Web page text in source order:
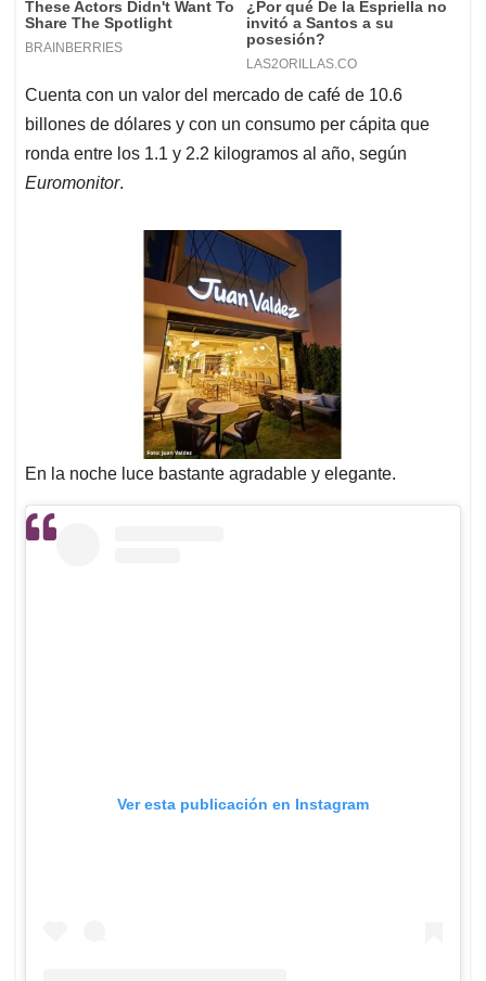
Cuenta con un valor del mercado de café de 10.6
billones de dólares y con un consumo per cápita que
ronda entre los 1.1 y 2.2 kilogramos al año, según
Euromonitor.
En la noche luce bastante agradable y elegante.
Ver esta publicación en Instagram